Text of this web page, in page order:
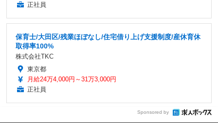
正社員
保育士/大田区/残業ほぼなし/住宅借り上げ支援制度/産休育休
取得率100%
株式会社TKC
東京都
月給24万4,000円～31万3,000円
正社員
Sponsored by